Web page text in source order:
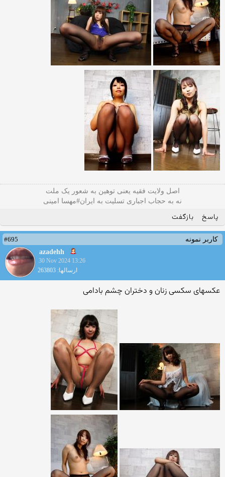
اصل ولایت فقیه یعنی‌ توهین به شعور یک ملت
نه به حجاب اجباری تسلیت به ایران#مهسا امینی
پاسخ بازگفت
کاربر نمونه
#695
azadehh
30 Nov 2024 13:26
ارسالها: 263803
عکسهای سکسی زنان و دختران چشم بادامی